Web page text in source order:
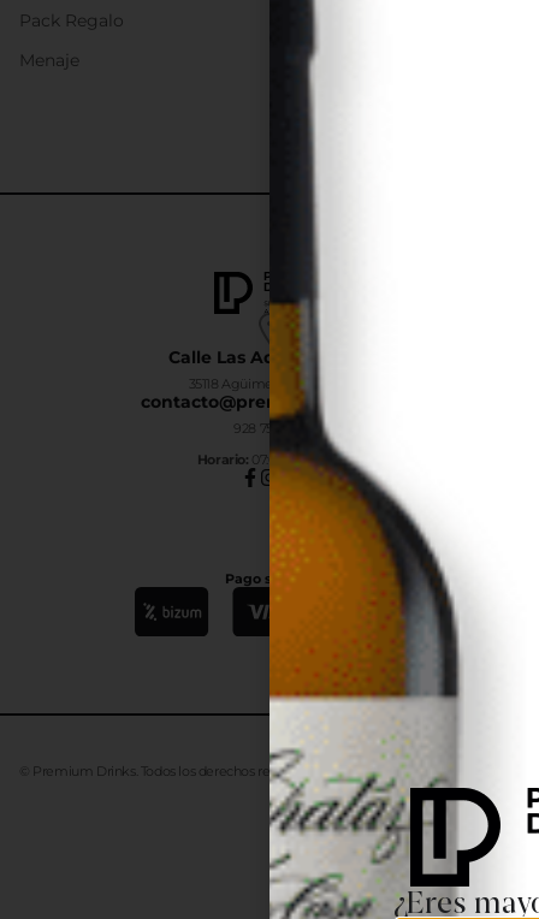
Calle Las Adelfas Nº6-B
35118 Agüimes, Las Palmas
contacto@premiumdrinks.es
928 754 363
Horario: 07:00h a 15:00h
Pago seguro
Pack Regalo
Menaje
© Premium Drinks. Todos los derechos reservados. DesarrolladoAdvanze
¿Eres